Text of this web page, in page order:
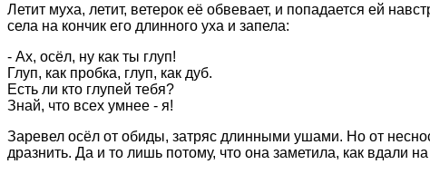
Летит муха, летит, ветерок её обвевает, и попадается ей
села на кончик его длинного уха и запела:
- Ах, осёл, ну как ты глуп!
Глуп, как пробка, глуп, как дуб.
Есть ли кто глупей тебя?
Знай, что всех умнее - я!
Заревел осёл от обиды, затряс длинными ушами. Но от
дразнить. Да и то лишь потому, что она заметила, как вдали